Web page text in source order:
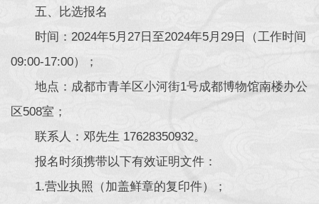
五、比选报名
时间：2024年5月27日至2024年5月29日（工作时间
09:00-17:00）；
地点：成都市青羊区小河街1号成都博物馆南楼办公
区508室；
联系人：邓先生 17628350932。
报名时须携带以下有效证明文件：
1.营业执照（加盖鲜章的复印件）；